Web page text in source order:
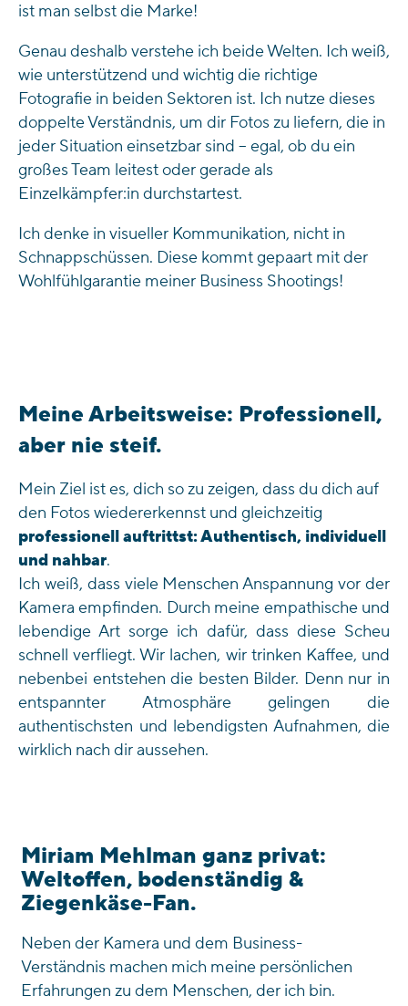
ist man selbst die Marke!
Genau deshalb verstehe ich beide Welten. Ich weiß,
wie unterstützend und wichtig die richtige
Fotografie in beiden Sektoren ist. Ich nutze dieses
doppelte Verständnis, um dir Fotos zu liefern, die in
jeder Situation einsetzbar sind – egal, ob du ein
großes Team leitest oder gerade als
Einzelkämpfer:in durchstartest.
Ich denke in visueller Kommunikation, nicht in
Schnappschüssen. Diese kommt gepaart mit der
Wohlfühlgarantie meiner Business Shootings!
Meine Arbeitsweise: Professionell,
aber nie steif.
Mein Ziel ist es, dich so zu zeigen, dass du dich auf
den Fotos wiedererkennst und gleichzeitig
professionell auftrittst: Authentisch, individuell
und nahbar.
Ich weiß, dass viele Menschen Anspannung vor der
Kamera empfinden. Durch meine empathische und
lebendige Art sorge ich dafür, dass diese Scheu
schnell verfliegt. Wir lachen, wir trinken Kaffee, und
nebenbei entstehen die besten Bilder. Denn nur in
entspannter Atmosphäre gelingen die
authentischsten und lebendigsten Aufnahmen, die
wirklich nach dir aussehen.
Miriam Mehlman ganz privat:
Weltoffen, bodenständig &
Ziegenkäse-Fan.
Neben der Kamera und dem Business-
Verständnis machen mich meine persönlichen
Erfahrungen zu dem Menschen, der ich bin.